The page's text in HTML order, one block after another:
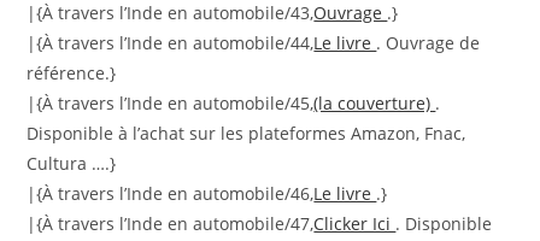
|{À travers l’Inde en automobile/43,Ouvrage .}
|{À travers l’Inde en automobile/44,Le livre . Ouvrage de
référence.}
|{À travers l’Inde en automobile/45,(la couverture) .
Disponible à l’achat sur les plateformes Amazon, Fnac,
Cultura ….}
|{À travers l’Inde en automobile/46,Le livre .}
|{À travers l’Inde en automobile/47,Clicker Ici . Disponible